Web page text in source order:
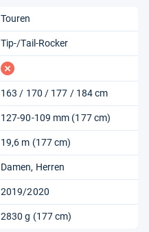
Touren
Tip-/Tail-Rocker
fehlt
163 / 170 / 177 / 184 cm
127-90-109 mm (177 cm)
19,6 m (177 cm)
Damen Herren
2019/2020
2830 g (177 cm)